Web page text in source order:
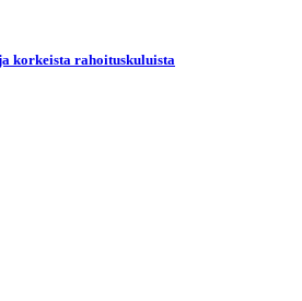
korkeista rahoituskuluista